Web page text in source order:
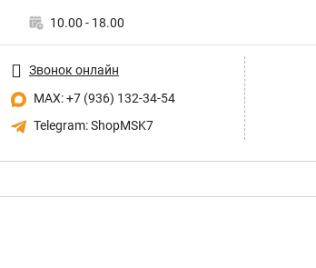
10.00 - 18.00
Звонок онлайн
MAX: +7 (936) 132-34-54
Telegram: ShopMSK7